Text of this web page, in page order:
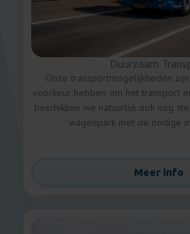
Duurzaam
Onze transportmogelijkheden
voorkeur hebben om het transport
beschikken we natuurlijk ook nog
wagenpark met de nodige
Meer info